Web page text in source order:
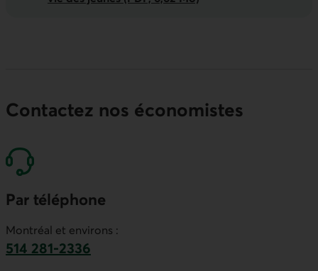
Contactez nos économistes
Par téléphone
Montréal et environs :
514 281-2336